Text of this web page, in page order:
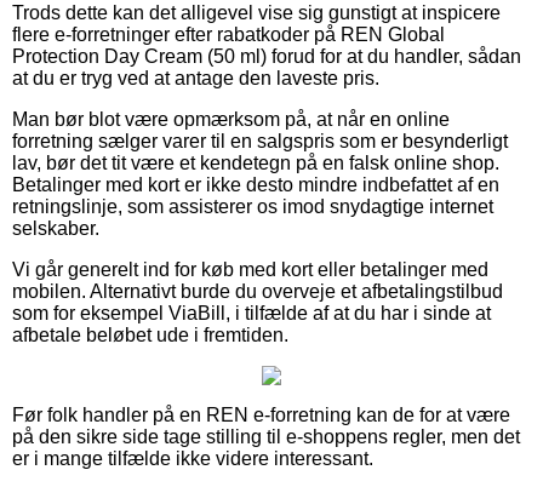
Trods dette kan det alligevel vise sig gunstigt at inspicere
flere e-forretninger efter rabatkoder på REN Global
Protection Day Cream (50 ml) forud for at du handler, sådan
at du er tryg ved at antage den laveste pris.
Man bør blot være opmærksom på, at når en online
forretning sælger varer til en salgspris som er besynderligt
lav, bør det tit være et kendetegn på en falsk online shop.
Betalinger med kort er ikke desto mindre indbefattet af en
retningslinje, som assisterer os imod snydagtige internet
selskaber.
Vi går generelt ind for køb med kort eller betalinger med
mobilen. Alternativt burde du overveje et afbetalingstilbud
som for eksempel ViaBill, i tilfælde af at du har i sinde at
afbetale beløbet ude i fremtiden.
Før folk handler på en REN e-forretning kan de for at være
på den sikre side tage stilling til e-shoppens regler, men det
er i mange tilfælde ikke videre interessant.